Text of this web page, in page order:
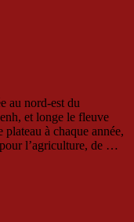
au nord-est du
et longe le fleuve
à chaque année,
l’agriculture, de …